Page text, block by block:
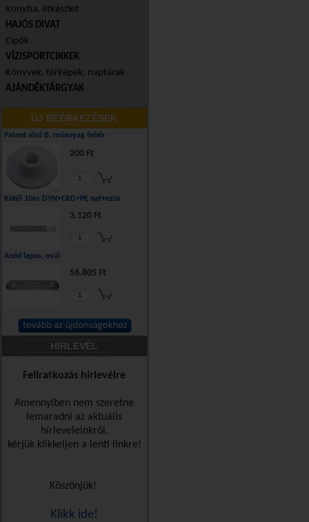
Konyha, étkészlet
HAJÓS DIVAT
Cipők
VÍZISPORTCIKKEK
Könyvek, térképek, naptárak
AJÁNDÉKTÁRGYAK
ÚJ BEÉRKEZÉSEK
Patent alsó B, műanyag fehér
200 Ft
Kötél 10es DYN+CRD+PE nat+ezüs
3.120 Ft
Anód lapos, ovál
56.805 Ft
HÍRLEVÉL
Feliratkozás hírlevélre
Amennyiben nem szeretne
lemaradni az aktuális
hírleveleinkről,
kérjük klikkeljen a lenti linkre!
Köszönjük!
Klikk ide!